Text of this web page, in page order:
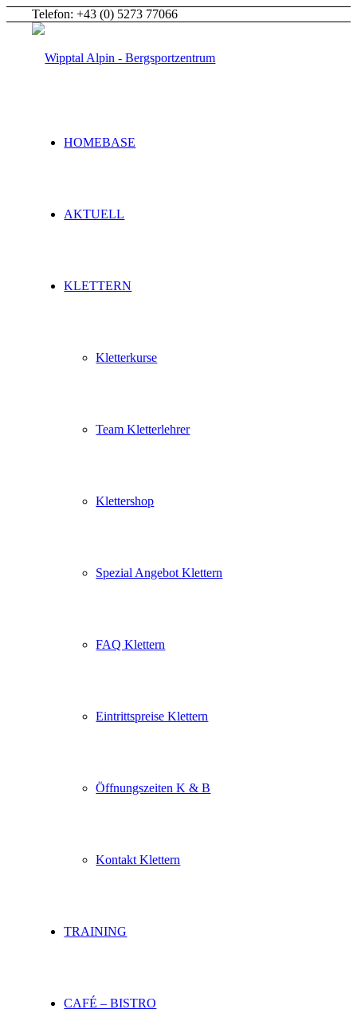
Telefon: +43 (0) 5273 77066
HOMEBASE
AKTUELL
KLETTERN
Kletterkurse
Team Kletterlehrer
Klettershop
Spezial Angebot Klettern
FAQ Klettern
Eintrittspreise Klettern
Öffnungszeiten K & B
Kontakt Klettern
TRAINING
CAFÉ – BISTRO